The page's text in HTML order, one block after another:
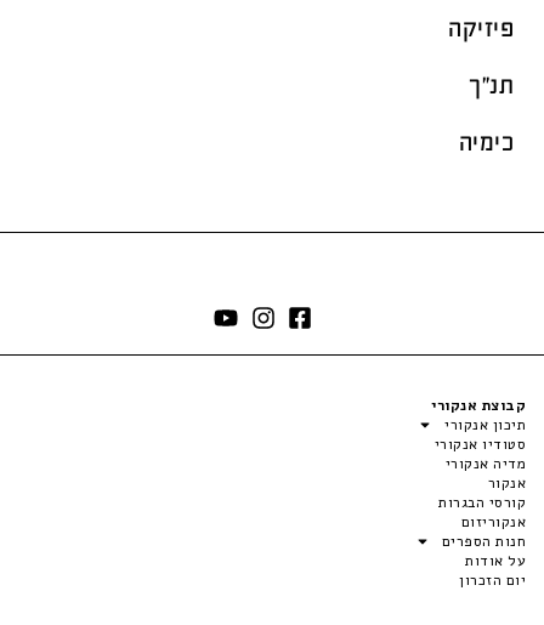
פיזיקה
תנ"ך
כימיה
קבוצת אנקורי
תיכון אנקורי
סטודיו אנקורי
מדיה אנקורי
אנקור
קורסי הבגרות
אנקוריזום
חנות הספרים
על אודות
יום הזכרון